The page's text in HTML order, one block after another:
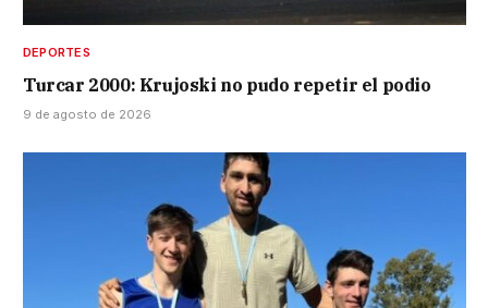
DEPORTES
Turcar 2000: Krujoski no pudo repetir el podio
9 de agosto de 2026